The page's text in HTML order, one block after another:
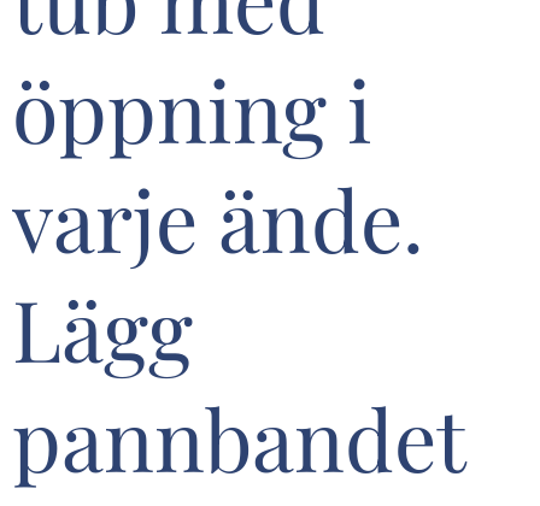
öppning i
varje ände.
Lägg
pannbandet